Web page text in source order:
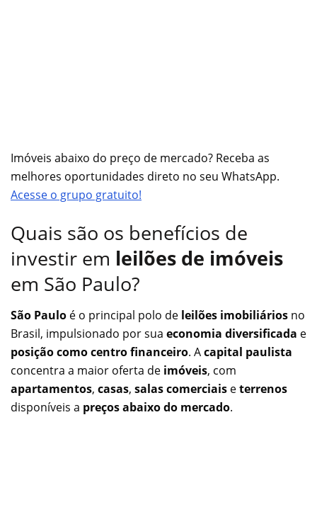
Imóveis abaixo do preço de mercado? Receba as
melhores oportunidades direto no seu WhatsApp.
Acesse o grupo gratuito!
Quais são os benefícios de
investir em leilões de imóveis
em São Paulo?
São Paulo é o principal polo de leilões imobiliários no
Brasil, impulsionado por sua economia diversificada e
posição como centro financeiro. Acapital paulista
concentra a maior oferta de imóveis, com
apartamentos, casas, salas comerciais eterrenos
disponíveis a preços abaixo do mercado.